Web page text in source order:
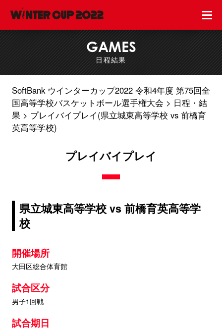
GAMES
日程結果
SoftBank ウインターカップ2022 令和4年度 第75回全
国高等学校バスケットボール選手権大会
日程・結
果
プレイバイプレイ(県立城東高等学校 vs 前橋育
英高等学校)
プレイバイプレイ
県立城東高等学校 vs 前橋育英高等学
校
開催場所
大田区総合体育館
試合区分
男子1回戦
試合期日